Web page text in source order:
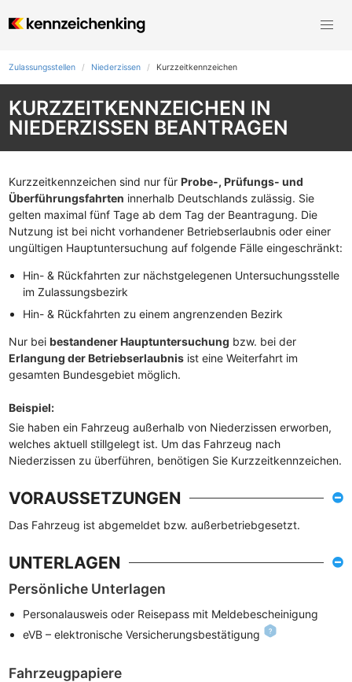
Zulassungsstellen Niederzissen Kurzzeit­kennzeichen
KURZZEITKENNZEICHEN IN
NIEDERZISSEN BEANTRAGEN
Kurzzeitkennzeichen sind nur für Probe-, Prüfungs- und
Überführungsfahrten innerhalb Deutschlands zulässig. Sie
gelten maximal fünf Tage ab dem Tag der Beantragung. Die
Nutzung ist bei nicht vorhandener Betriebserlaubnis oder einer
ungültigen Hauptuntersuchung auf folgende Fälle eingeschränkt:
Hin- & Rückfahrten zur nächstgelegenen Untersuchungsstelle
im Zulassungsbezirk
Hin- & Rückfahrten zu einem angrenzenden Bezirk
Nur bei bestandener Hauptuntersuchung bzw. bei der
Erlangung der Betriebserlaubnis ist eine Weiterfahrt im
gesamten Bundesgebiet möglich.
Beispiel:
Sie haben ein Fahrzeug außerhalb von Niederzissen erworben,
welches aktuell stillgelegt ist. Um das Fahrzeug nach
Niederzissen zu überführen, benötigen Sie Kurzzeitkennzeichen.
VORAUSSETZUNGEN
Das Fahrzeug ist abgemeldet bzw. außerbetriebgesetzt.
UNTERLAGEN
Persönliche Unterlagen
Personalausweis oder Reisepass mit Meldebescheinigung
eVB – elektronische Versicherungsbestätigung
Fahrzeugpapiere